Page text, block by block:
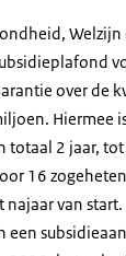
Welzijn
over de
Hiermee
totaal 2 jaar,
16
van